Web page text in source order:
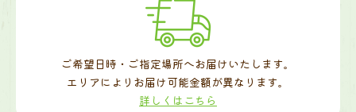
ご希望日時・ご指定場所へお届けいたします。
エリアによりお届け可能金額が異なります。
詳しくはこちら